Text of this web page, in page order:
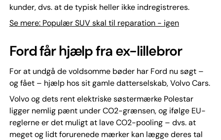
kunder, dvs. at de typisk heller ikke indregistreres.
Se mere: Populær SUV skal til reparation - igen
Ford får hjælp fra ex-lillebror
For at undgå de voldsomme bøder har Ford nu søgt –
og fået – hjælp hos sit gamle datterselskab, Volvo Cars.
Volvo og dets rent elektriske søstermærke Polestar
ligger nemlig pænt under CO2-grænsen, og ifølge EU-
reglerne er det muligt at lave CO2-pooling – dvs. at
meget og lidt forurenede mærker kan lægge deres tal